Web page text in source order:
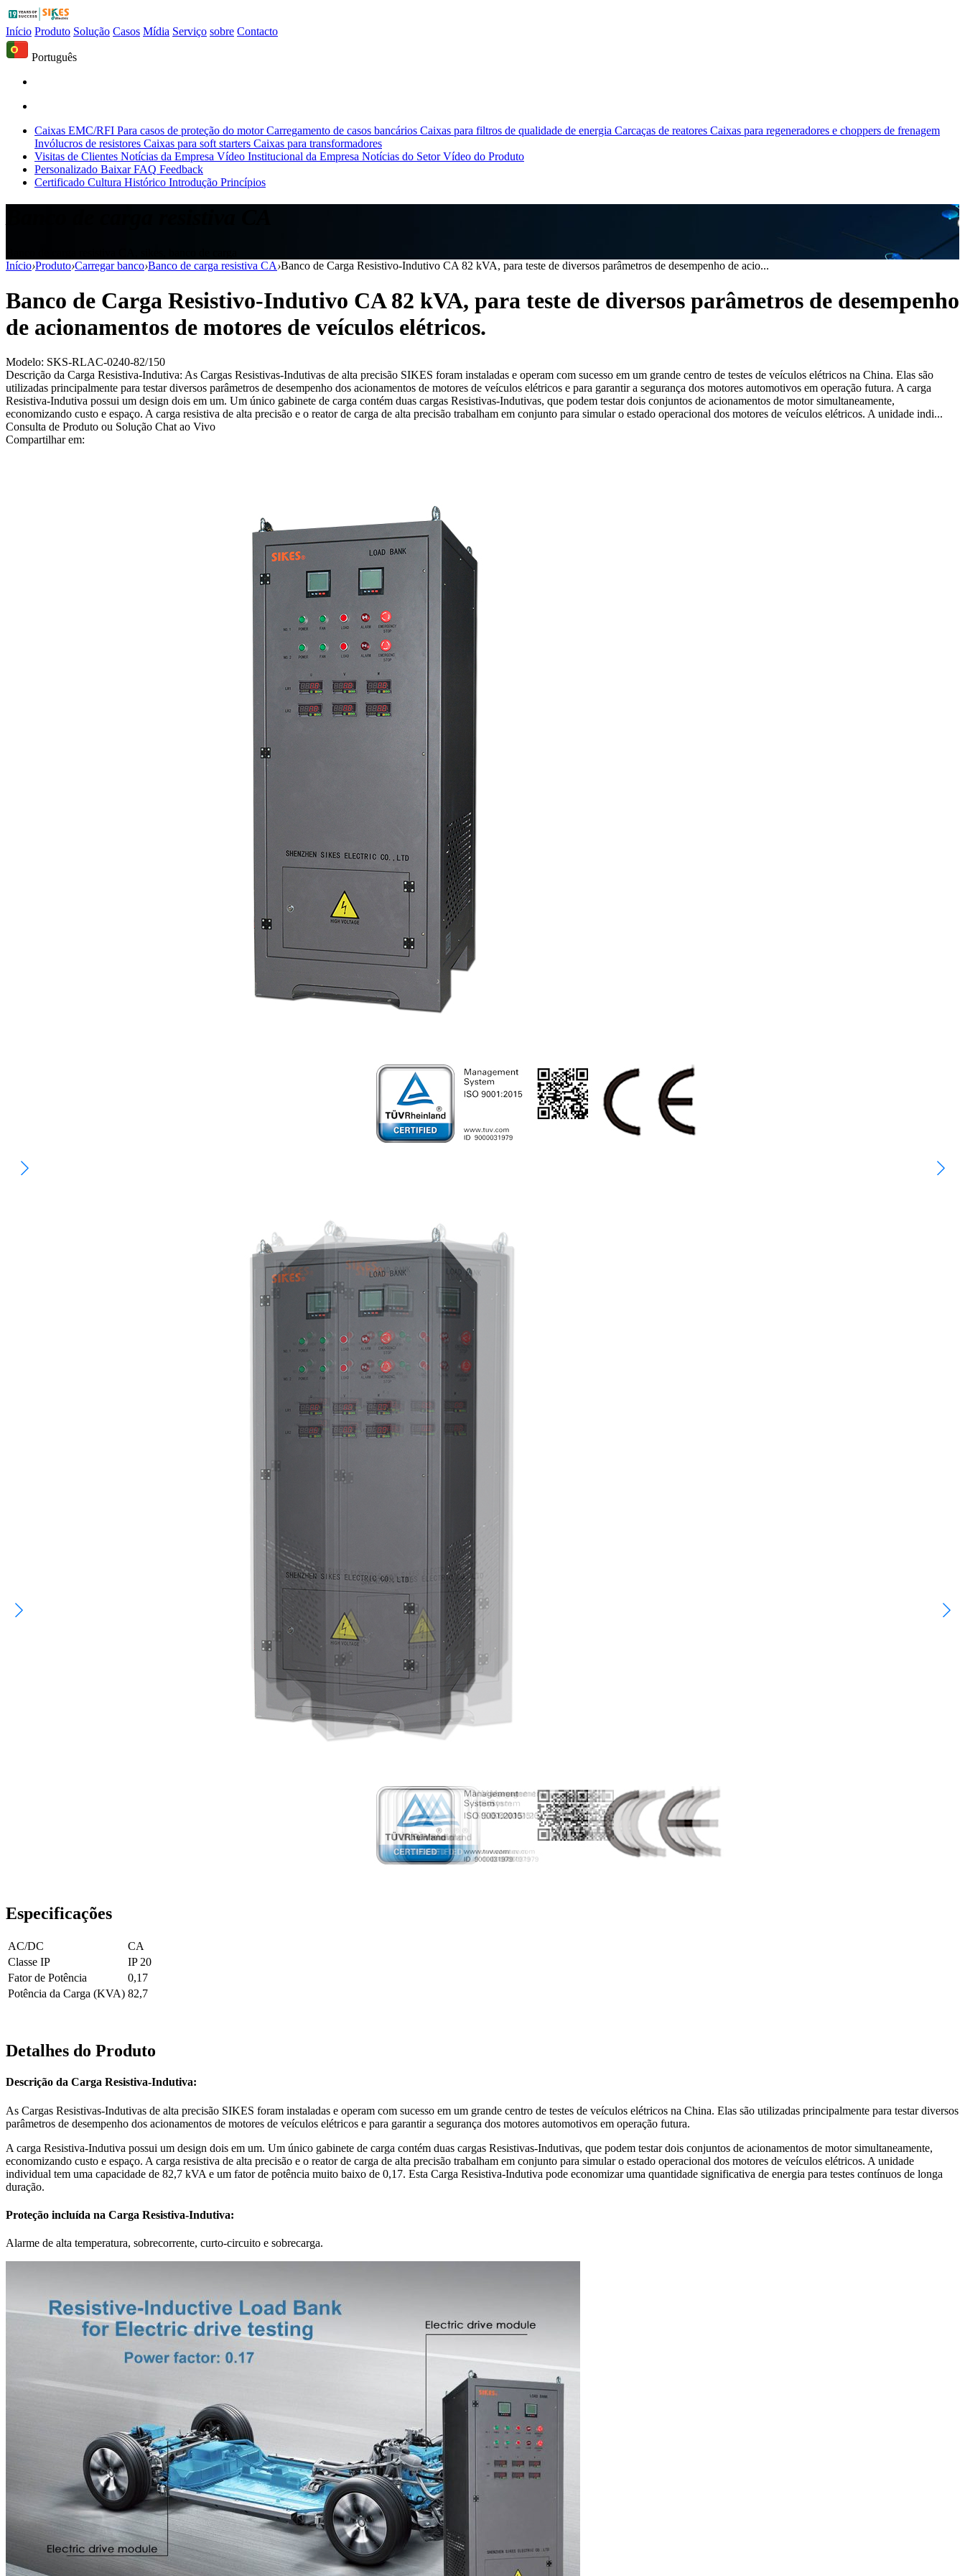
Início Produto Solução Casos Mídia Serviço sobre Contacto
Português
Caixas EMC/RFI Para casos de proteção do motor Carregamento de casos bancários Caixas para filtros de qualidade de energia Carcaças de reatores Caixas para regeneradores e choppers de frenagem
Invólucros de resistores Caixas para soft starters Caixas para transformadores
Visitas de Clientes Notícias da Empresa Vídeo Institucional da Empresa Notícias do Setor Vídeo do Produto
Personalizado Baixar FAQ Feedback
Certificado Cultura Histórico Introdução Princípios
Início›Produto›Carregar banco›Banco de carga resistiva CA›Banco de Carga Resistivo-Indutivo CA 82 kVA, para teste de diversos parâmetros de desempenho de acio...
Banco de Carga Resistivo-Indutivo CA 82 kVA, para teste de diversos parâmetros de desempenho
de acionamentos de motores de veículos elétricos.
Modelo: SKS-RLAC-0240-82/150
Descrição da Carga Resistiva-Indutiva: As Cargas Resistivas-Indutivas de alta precisão SIKES foram instaladas e operam com sucesso em um grande centro de testes de veículos elétricos na China. Elas são
utilizadas principalmente para testar diversos parâmetros de desempenho dos acionamentos de motores de veículos elétricos e para garantir a segurança dos motores automotivos em operação futura. A carga
Resistiva-Indutiva possui um design dois em um. Um único gabinete de carga contém duas cargas Resistivas-Indutivas, que podem testar dois conjuntos de acionamentos de motor simultaneamente,
economizando custo e espaço. A carga resistiva de alta precisão e o reator de carga de alta precisão trabalham em conjunto para simular o estado operacional dos motores de veículos elétricos. A unidade indi...
Consulta de Produto ou Solução Chat ao Vivo
Compartilhar em:
Especificações
AC/DC
CA
Classe IP
IP 20
Fator de Potência
0,17
Potência da Carga (KVA) 82,7
Detalhes do Produto
Descrição da Carga Resistiva-Indutiva:
As Cargas Resistivas-Indutivas de alta precisão SIKES foram instaladas e operam com sucesso em um grande centro de testes de veículos elétricos na China. Elas são utilizadas principalmente para testar diversos
parâmetros de desempenho dos acionamentos de motores de veículos elétricos e para garantir a segurança dos motores automotivos em operação futura.
A carga Resistiva-Indutiva possui um design dois em um. Um único gabinete de carga contém duas cargas Resistivas-Indutivas, que podem testar dois conjuntos de acionamentos de motor simultaneamente,
economizando custo e espaço. A carga resistiva de alta precisão e o reator de carga de alta precisão trabalham em conjunto para simular o estado operacional dos motores de veículos elétricos. A unidade
individual tem uma capacidade de 82,7 kVA e um fator de potência muito baixo de 0,17. Esta Carga Resistiva-Indutiva pode economizar uma quantidade significativa de energia para testes contínuos de longa
duração.
Proteção incluída na Carga Resistiva-Indutiva:
Alarme de alta temperatura, sobrecorrente, curto-circuito e sobrecarga.